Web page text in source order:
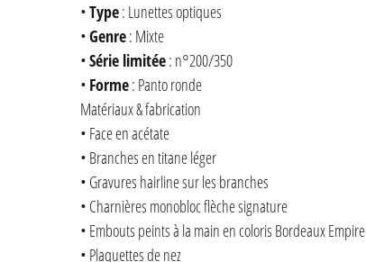
•Type: Lunettes optiques
•Genre: Mixte
•Série limitée: n°200/350
• Forme: Panto ronde
Matériaux & fabrication
• Face en acétate
• Branches en titane léger
• Gravures hairline sur les branches
• Charnières monobloc flèche signature
• Embouts peints à la main en coloris Bordeaux Empire
• Plaquettes de nez